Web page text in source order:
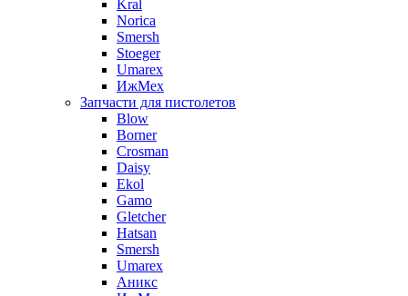
Kral
Norica
Smersh
Stoeger
Umarex
ИжМех
Запчасти для пистолетов
Blow
Borner
Crosman
Daisy
Ekol
Gamo
Gletcher
Hatsan
Smersh
Umarex
Аникс